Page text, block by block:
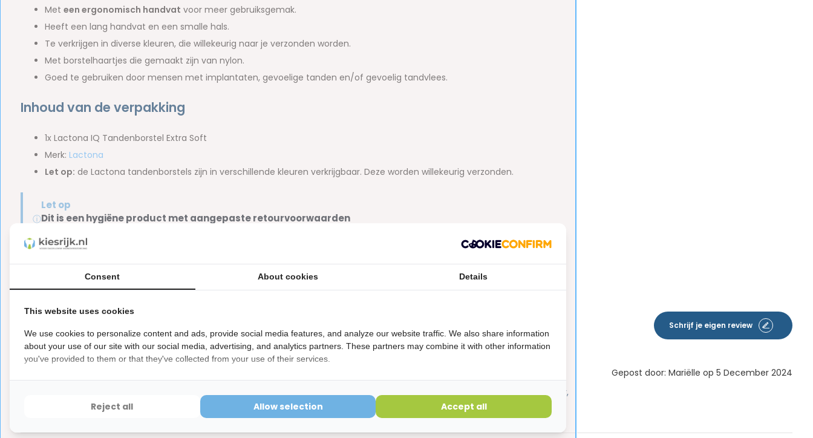
Met een ergonomisch handvat voor meer gebruiksgemak.
Heeft een lang handvat en een smalle hals.
Te verkrijgen in diverse kleuren, die willekeurig naar je verzonden worden.
Met borstelhaartjes die gemaakt zijn van nylon.
Goed te gebruiken door mensen met implantaten, gevoelige tanden en/of gevoelig tandvlees.
Inhoud van de verpakking
1x Lactona IQ Tandenborstel Extra Soft
Merk: Lactona
Let op: de Lactona tandenborstels zijn in verschillende kleuren verkrijgbaar. Deze worden willekeurig verzonden.
ⓘ
Let op
Dit is een hygiëne product met aangepaste retourvoorwaarden
hebben ook een waardevermindering van 100%.
Reviews
5from5 Based on 7 reviews
Schrijf je eigen review
zoektocht op internet bij kiesrijk uitgekomen en binnen 2 dagen waar de tandenborstels binnen! Betaalbaar,
snelle verzending en een fijn product!
Gepost door: Mariëlle op 5 December 2024
Consent About cookies Details
This website uses cookies
We use cookies to personalize content and ads, provide social media features, and analyze our website traffic. We also share information
about your use of our site with our social media, advertising, and analytics partners. These partners may combine it with other information
you've provided to them or that they've collected from your use of their services.
Reject all Allow selection Accept all